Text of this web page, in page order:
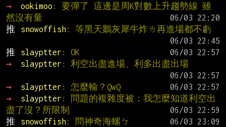
→
ookimoo : 要彈了 這邊是周K對數上升趨勢線 雖
然沒有量
推
snowoffish: 等黑天鵝灰犀牛炸ㄌ再進場都不虧
推
slayptter : OK
→
slayptter : 利空出盡進場、利多出盡出場
→
slayptter : 怎麼輸？QwQ
→
slayptter : 問題的複雜度被：我怎麼知道利空出
盡了沒？所限制
推
snowoffish: 問神奇海螺ㄅ